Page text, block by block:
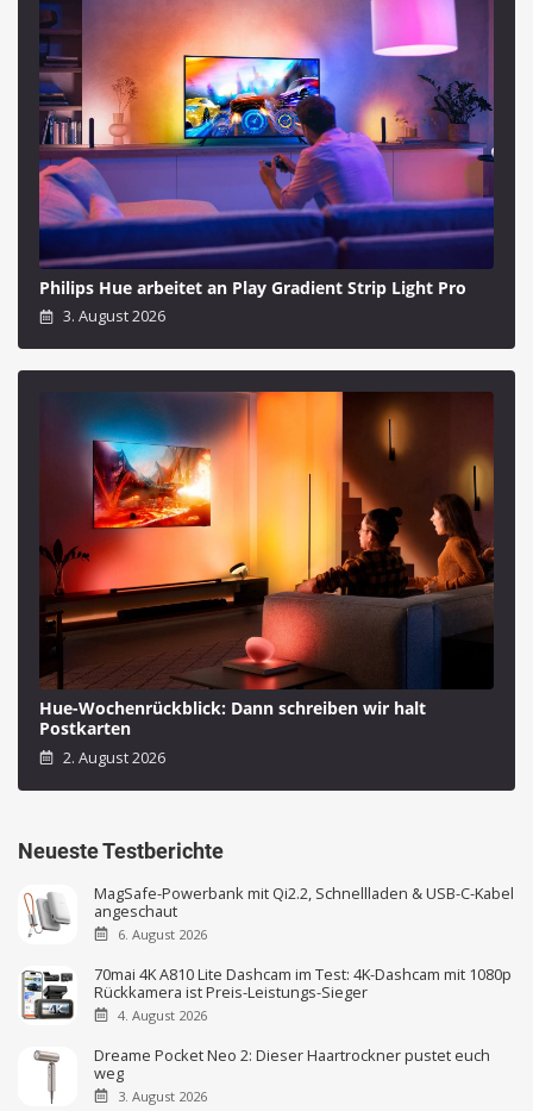
Philips Hue arbeitet an Play Gradient Strip Light Pro
3. August 2026
Hue-Wochenrückblick: Dann schreiben wir halt
Postkarten
2. August 2026
Neueste Testberichte
MagSafe-Powerbank mit Qi2.2, Schnellladen & USB-C-Kabel
angeschaut
6. August 2026
70mai 4K A810 Lite Dashcam im Test: 4K-Dashcam mit 1080p
Rückkamera ist Preis-Leistungs-Sieger
4. August 2026
Dreame Pocket Neo 2: Dieser Haartrockner pustet euch
weg
3. August 2026